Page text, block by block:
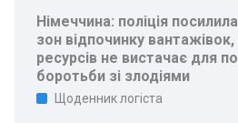
Німеччина: поліція
зон відпочинку
ресурсів не вистачає для
боротьби зі злодіями
Щоденник логіста